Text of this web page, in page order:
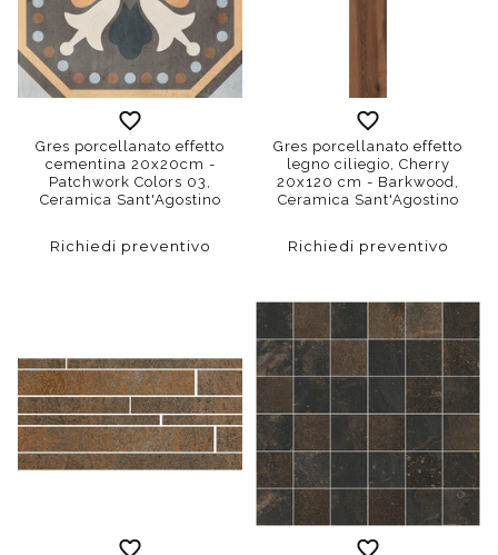
Gres porcellanato effetto
cementina 20x20cm -
Patchwork Colors 03,
Ceramica Sant'Agostino
Richiedi preventivo
Gres porcellanato effetto
legno ciliegio, Cherry
20x120 cm - Barkwood,
Ceramica Sant'Agostino
Richiedi preventivo